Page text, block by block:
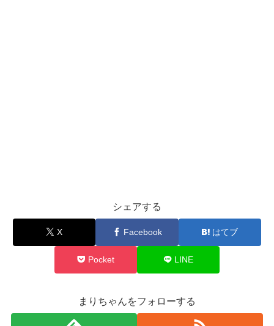
シェアする
X Facebook はてブ
Pocket LINE
まりちゃんをフォローする